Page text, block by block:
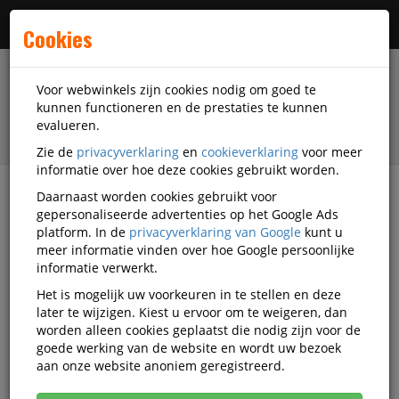
filter
Veiligheidsartikelen
Veiligheidsuitrusting
Brandblussers
Brandblussers
Populariteit
Cookies
Voor webwinkels zijn cookies nodig om goed te
kunnen functioneren en de prestaties te kunnen
evalueren.
Zie de privacyverklaring en cookieverklaring voor meer
informatie over hoe deze cookies gebruikt worden.
Daarnaast worden cookies gebruikt voor
gepersonaliseerde advertenties op het Google Ads
platform. In de privacyverklaring van Google kunt u
meer informatie vinden over hoe Google persoonlijke
informatie verwerkt.
Het is mogelijk uw voorkeuren in te stellen en deze
later te wijzigen. Kiest u ervoor om te weigeren, dan
worden alleen cookies geplaatst die nodig zijn voor de
goede werking van de website en wordt uw bezoek
aan onze website anoniem geregistreerd.